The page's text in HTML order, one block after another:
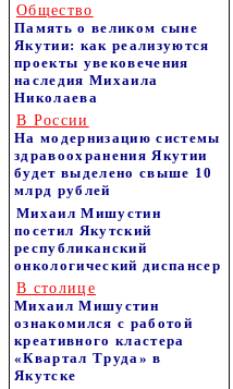
Общество
Память о великом сыне
Якутии: как реализуются
проекты увековечения
наследия Михаила
Николаева
В России
На модернизацию системы
здравоохранения Якутии
будет выделено свыше 10
млрд рублей
Михаил Мишустин
посетил Якутский
республиканский
онкологический диспансер
В столице
Михаил Мишустин
ознакомился с работой
креативного кластера
«Квартал Труда» в
Якутске